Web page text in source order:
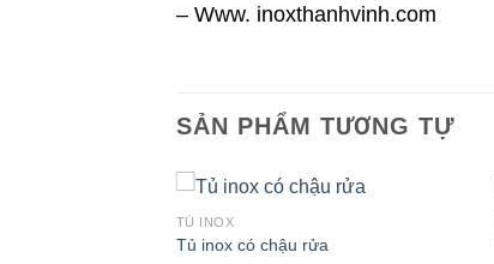
– Www. inoxthanhvinh.com
SẢN PHẨM TƯƠNG TỰ
TỦ INOX
Tủ inox có chậu rửa